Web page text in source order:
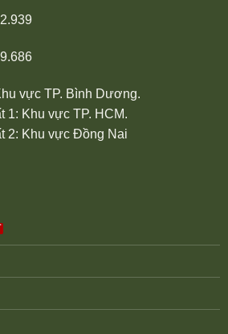
vực TP. Bình Dương.
1: Khu vực TP. HCM.
2: Khu vực Đồng Nai